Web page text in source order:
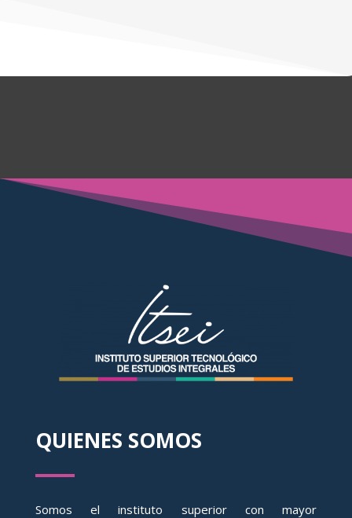
QUIENES SOMOS
Somos el instituto superior con mayor